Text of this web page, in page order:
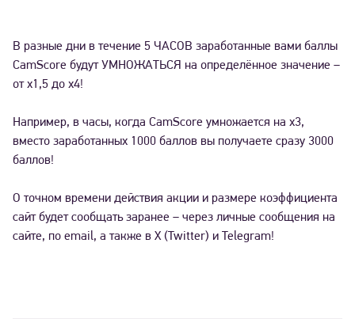
В разные дни в течение 5 ЧАСОВ заработанные вами баллы
CamScore будут УМНОЖАТЬСЯ на определённое значение –
от х1,5 до х4!
Например, в часы, когда CamScore умножается на х3,
вместо заработанных 1000 баллов вы получаете сразу 3000
баллов!
О точном времени действия акции и размере коэффициента
сайт будет сообщать заранее – через личные сообщения на
сайте, по email, а также в X (Twitter) и Telegram!